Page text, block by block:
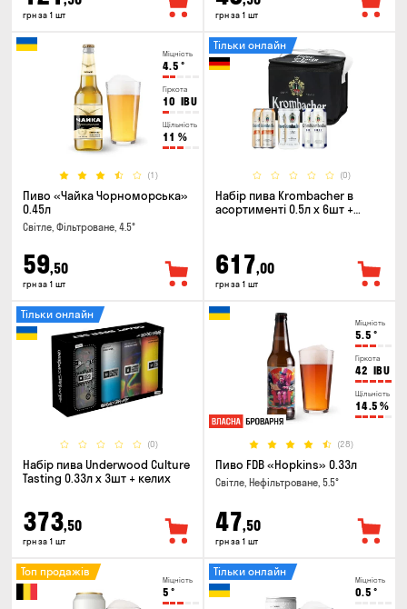
грн за 1 шт грн за 1 шт
Міцність
4.5 °
Гіркота
10 IBU
Щільність
11 %
(1)
Пиво «Чайка Чорноморська»
0.45л
Світле, Фільтроване, 4.5°
59,50
грн за 1 шт
(0)
Тільки онлайн
Набір пива Krombacher в
асортименті 0.5л х 6шт +
617,00
грн за 1 шт
(0)
Тільки онлайн
Набір пива Underwood Culture
Tasting 0.33л x 3шт + келих
373,50
грн за 1 шт
Міцність
5.5 °
Гіркота
42 IBU
Щільність
14.5 %
(28)
Пиво FDB «Hopkins» 0.33л
Світле, Нефільтроване, 5.5°
47,50
грн за 1 шт
Міцність
5 °
Топ продажів
Міцність
0.5 °
Тільки онлайн